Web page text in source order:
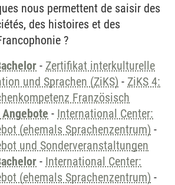
nous permettent de saisir des
des histoires et des
?
- Zertifikat interkulturelle
und Sprachen (ZiKS) - ZiKS 4:
Französisch
- International Center:
(ehemals Sprachenzentrum) -
und Sonderveranstaltungen
- International Center:
(ehemals Sprachenzentrum) -